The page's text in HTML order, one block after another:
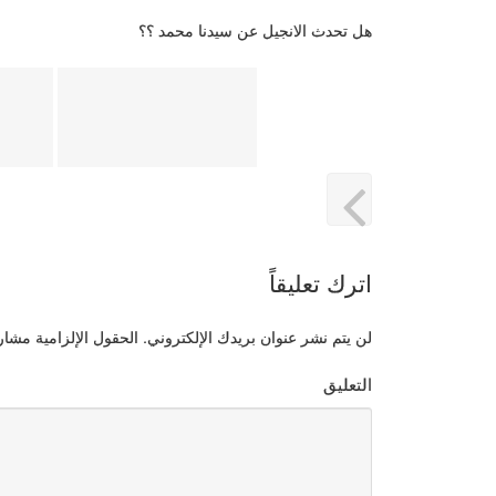
هل تحدث الانجيل عن سيدنا محمد ؟؟
اترك تعليقاً
لن يتم نشر عنوان بريدك الإلكتروني. الحقول الإلزامية مشار
التعليق